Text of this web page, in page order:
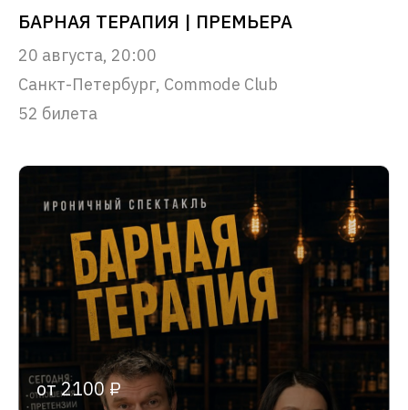
БАРНАЯ ТЕРАПИЯ | ПРЕМЬЕРА
20 августа, 20:00
Санкт-Петербург, Commode Club
52 билета
от 2100 ₽